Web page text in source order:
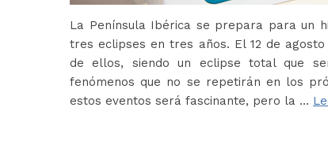
La Península Ibérica se prepara para un
tres eclipses en tres años. El 12 de
de ellos, siendo un eclipse total que
fenómenos que no se repetirán en los
estos eventos será fascinante, pero la …